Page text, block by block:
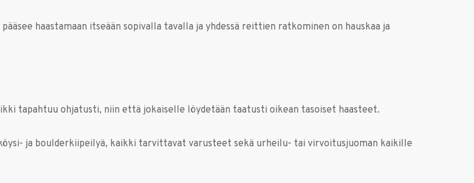
haastamaan itseään sopivalla tavalla ja yhdessä reittien ratkominen on hauskaa ja
tapahtuu ohjatusti, niin että jokaiselle löydetään taatusti oikean tasoiset haasteet.
ja boulderkiipeilyä, kaikki tarvittavat varusteet sekä urheilu- tai virvoitusjuoman kaikille